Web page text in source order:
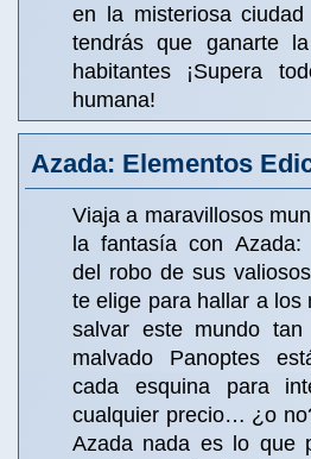
en la misteriosa
tendrás que ganarte
habitantes ¡Supera
humana!
Azada: Elementos
Viaja a maravillosos
la fantasía con Azada:
del robo de sus
te elige para hallar a los
salvar este mundo tan
malvado Panoptes
cada esquina para
cualquier precio… ¿o
Azada nada es lo que